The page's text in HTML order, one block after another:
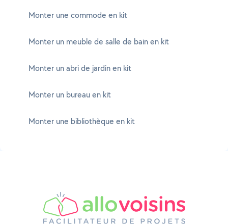
Monter une commode en kit
Monter un meuble de salle de bain en kit
Monter un abri de jardin en kit
Monter un bureau en kit
Monter une bibliothèque en kit